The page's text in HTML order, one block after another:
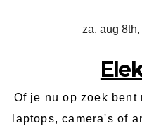
za. aug
Of je nu op zoek bent
laptops, camera's of